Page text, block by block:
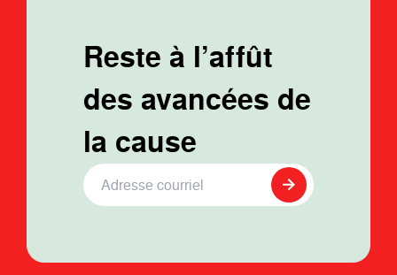
Reste à l’affût
des avancées de
la cause
Adresse Courriel